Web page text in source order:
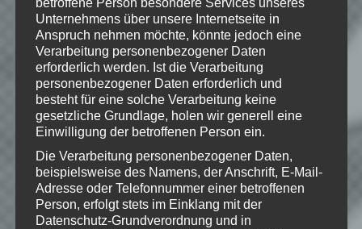
Logos sind Marken oder eingetragene
Marken von ZeniMax Media Inc. in den
USA und/oder anderen Ländern. Alle
übrigen Marken und Handelsnamen sind
Eigentum ihrer jeweiligen Rechteinhaber.
Alle Rechte vorbehalten.
Wie gefällt dir dieser Beitrag?
Klicke hier und lasse
eine Bewertung da!
betroffene Person besondere Services unseres
Unternehmens über unsere Internetseite in
Anspruch nehmen möchte, könnte jedoch eine
Verarbeitung personenbezogener Daten
erforderlich werden. Ist die Verarbeitung
personenbezogener Daten erforderlich und
besteht für eine solche Verarbeitung keine
gesetzliche Grundlage, holen wir generell eine
Einwilligung der betroffenen Person ein.
Die Verarbeitung personenbezogener Daten,
beispielsweise des Namens, der Anschrift, E-Mail-
Adresse oder Telefonnummer einer betroffenen
Person, erfolgt stets im Einklang mit der
Datenschutz-Grundverordnung und in